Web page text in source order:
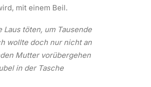
mit einem Beil.
Laus töten, um Tausende
wollte doch nur nicht an
Mutter vorübergehen
in der Tasche